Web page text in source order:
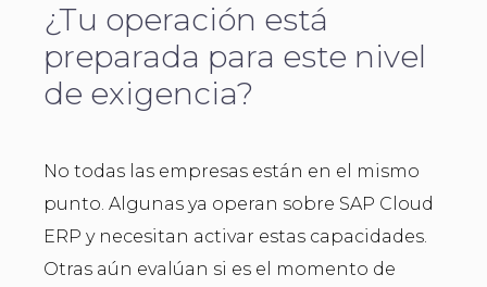
¿Tu operación está
preparada para este nivel
de exigencia?
No todas las empresas están en el mismo
punto. Algunas ya operan sobre SAP Cloud
ERP y necesitan activar estas capacidades.
Otras aún evalúan si es el momento de